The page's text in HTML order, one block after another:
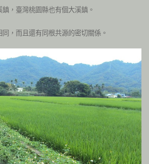
，臺灣桃園縣也有個大溪鎮。
，而且還有同根共源的密切關係。